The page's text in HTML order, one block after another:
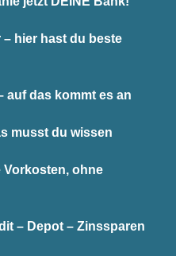
hier hast du beste
auf das kommt es an
musst du wissen
Vorkosten, ohne
– Depot – Zinssparen